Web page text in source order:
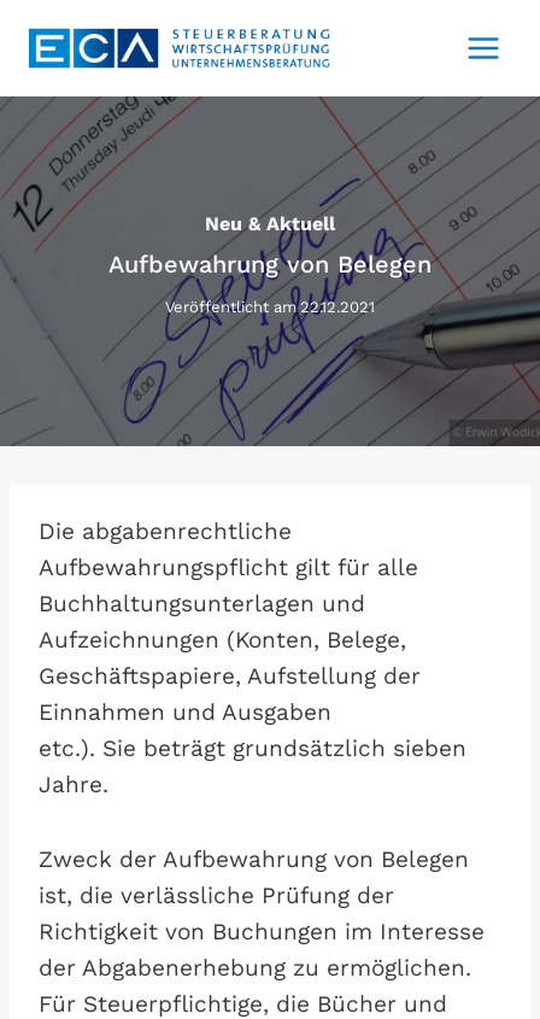
Inhalt
Neu & Aktuell
Aufbewahrung von Belegen
Veröffentlicht am 22.12.2021
Die abgabenrechtliche
Aufbewahrungspflicht gilt für alle
Buchhaltungsunterlagen und
Aufzeichnungen (Konten, Belege,
Geschäftspapiere, Aufstellung der
Einnahmen und Ausgaben
etc.). Sie beträgt grundsätzlich sieben
Jahre.
Zweck der Aufbewahrung von Belegen
ist, die verlässliche Prüfung der
Richtigkeit von Buchungen im Interesse
der Abgabenerhebung zu ermöglichen.
Für Steuerpflichtige, die Bücher und